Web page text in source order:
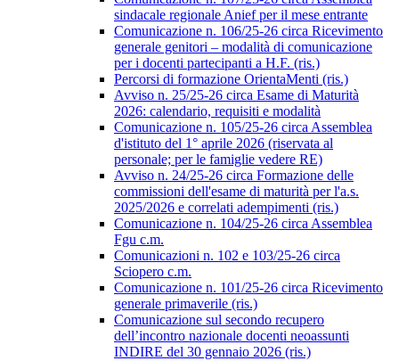
sindacale regionale Anief per il mese entrante
Comunicazione n. 106/25-26 circa Ricevimento
generale genitori – modalità di comunicazione
per i docenti partecipanti a H.F. (ris.)
Percorsi di formazione OrientaMenti (ris.)
Avviso n. 25/25-26 circa Esame di Maturità
2026: calendario, requisiti e modalità
Comunicazione n. 105/25-26 circa Assemblea
d'istituto del 1° aprile 2026 (riservata al
personale; per le famiglie vedere RE)
Avviso n. 24/25-26 circa Formazione delle
commissioni dell'esame di maturità per l'a.s.
2025/2026 e correlati adempimenti (ris.)
Comunicazione n. 104/25-26 circa Assemblea
Fgu c.m.
Comunicazioni n. 102 e 103/25-26 circa
Sciopero c.m.
Comunicazione n. 101/25-26 circa Ricevimento
generale primaverile (ris.)
Comunicazione sul secondo recupero
dell’incontro nazionale docenti neoassunti
INDIRE del 30 gennaio 2026 (ris.)